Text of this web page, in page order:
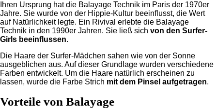
Ihren Ursprung hat die Balayage Technik im Paris der 1970er
Jahre. Sie wurde von der Hippie-Kultur beeinflusst, die Wert
auf Natürlichkeit legte. Ein Rivival erlebte die Balayage
Technik in den 1990er Jahren. Sie ließ sich von den Surfer-
Girls beeinflussen.
Die Haare der Surfer-Mädchen sahen wie von der Sonne
ausgeblichen aus. Auf dieser Grundlage wurden verschiedene
Farben entwickelt. Um die Haare natürlich erscheinen zu
lassen, wurde die Farbe Strich mit dem Pinsel aufgetragen.
Vorteile von Balayage